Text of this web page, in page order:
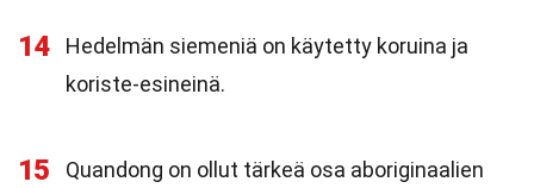
14
Hedelmän siemeniä on käytetty koruina ja
koriste-esineinä.
15
Quandong on ollut tärkeä osa aboriginaalien